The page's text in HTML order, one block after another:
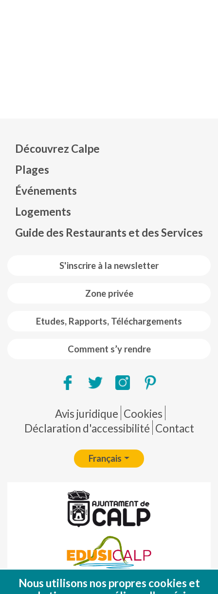
S'inscrire à la newsletter
Zone privée
Etudes, Rapports, Téléchargements
Comment s’y rendre
Découvrez Calpe
Plages
Événements
Logements
Guide des Restaurants et des Services
Pie de página
Avis juridique Cookies
Déclaration d'accessibilité Contact
Français
Fondo Europeo de Desarrollo Regional
Nous utilisons nos propres cookies et